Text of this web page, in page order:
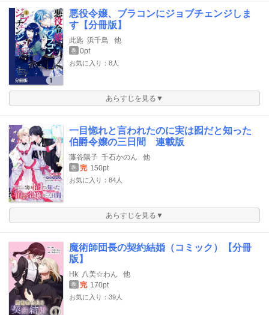
悪役令嬢、ブラコンにジョブチェンジしま
す【分冊版】
此匙 浜千鳥 他
巻 0pt
お気に入り：8人
あらすじを見る▼
一目惚れと言われたのに実は囮だと知った
伯爵令嬢の三日間 連載版
藤谷陽子 千石かのん 他
巻 完 150pt
お気に入り：84人
あらすじを見る▼
魔術師団長の契約結婚（コミック）【分冊
版】
Hk 八美☆わん 他
巻 完 170pt
お気に入り：39人